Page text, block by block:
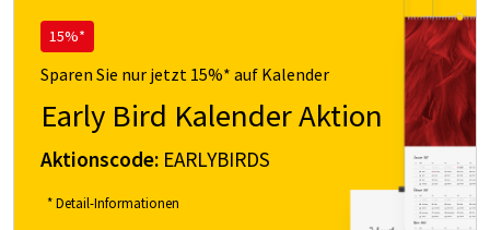
15%*
Sparen Sie nur jetzt 15%* auf Kalender
Early Bird Kalender Aktion
Aktionscode: EARLYBIRDS
* Detail-Informationen